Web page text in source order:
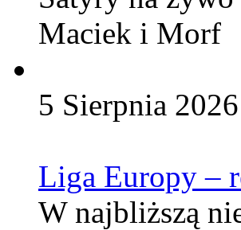
Maciek i Morf
5 Sierpnia
Liga Europy –
W najbliższą